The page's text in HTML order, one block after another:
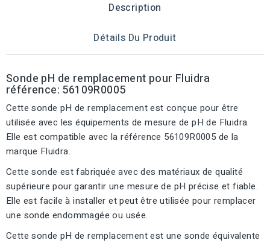
Description
Détails Du Produit
Sonde pH de remplacement pour Fluidra
référence: 56109R0005
Cette sonde pH de remplacement est conçue pour être
utilisée avec les équipements de mesure de pH de Fluidra.
Elle est compatible avec la référence 56109R0005 de la
marque Fluidra.
Cette sonde est fabriquée avec des matériaux de qualité
supérieure pour garantir une mesure de pH précise et fiable.
Elle est facile à installer et peut être utilisée pour remplacer
une sonde endommagée ou usée.
Cette sonde pH de remplacement est une sonde équivalente